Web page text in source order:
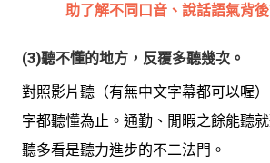
助了解不同口音、說話語氣背
(3)聽不懂的地方，反覆多聽幾次。
對照影片聽（有無中文字幕都可以喔
字都聽懂為止。通勤、閒暇之餘能聽
聽多看是聽力進步的不二法門。